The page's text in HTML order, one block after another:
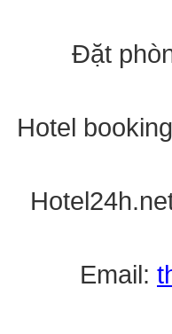
Đặt
Hotel
Email: